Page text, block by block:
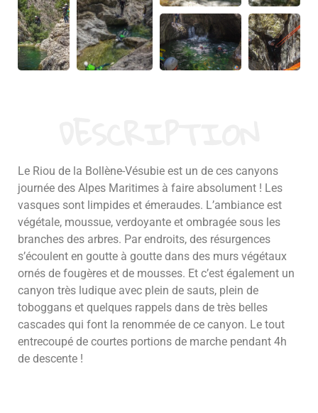
Le Riou de la Bollène-Vésubie est un de ces canyons
journée des Alpes Maritimes à faire absolument ! Les
vasques sont limpides et émeraudes. L’ambiance est
végétale, moussue, verdoyante et ombragée sous les
branches des arbres. Par endroits, des résurgences
s’écoulent en goutte à goutte dans des murs végétaux
ornés de fougères et de mousses. Et c’est également un
canyon très ludique avec plein de sauts, plein de
toboggans et quelques rappels dans de très belles
cascades qui font la renommée de ce canyon. Le tout
entrecoupé de courtes portions de marche pendant 4h
de descente !